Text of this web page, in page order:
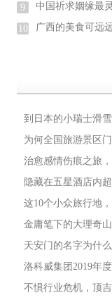
9 中国祈求姻缘最
10 广西的美食可远
到日本的小瑞士滑
为何全国旅游景区
治愈感情伤痕之旅
隐藏在五星酒店内
这10个小众旅行地
金庸笔下的大理奇
天安门的名字为什
洛科威集团2019年
不惧行业危机，顶